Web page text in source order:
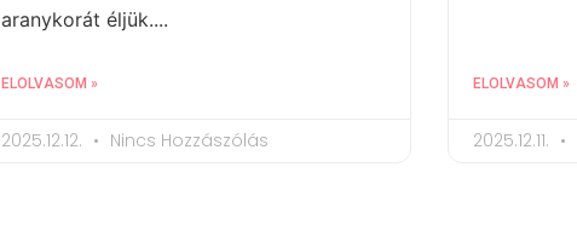
aranykorát éljük....
ELOLVASOM »
2025.12.12. Nincs Hozzászólás
ELOLVASOM »
2025.12.11.